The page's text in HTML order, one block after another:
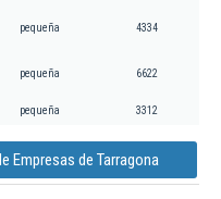
pequeña 4334
pequeña 6622
pequeña 3312
Empresas de Tarragona